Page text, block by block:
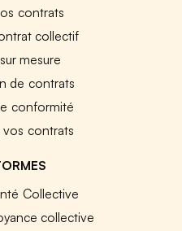
contrats
collectif
mesure
de contrats
conformité
vos contrats
Collective
collective